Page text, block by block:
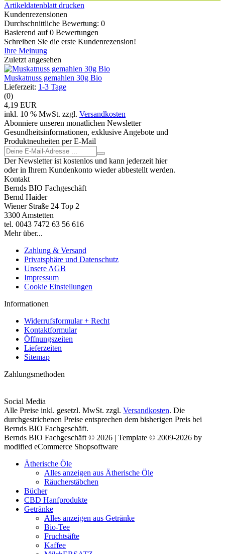
Artikeldatenblatt drucken
Kundenrezensionen
Durchschnittliche Bewertung: 0
Basierend auf 0 Bewertungen
Schreiben Sie die erste Kundenrezension!
Ihre Meinung
Zuletzt angesehen
Muskatnuss gemahlen 30g Bio
Lieferzeit: 1-3 Tage
(0)
4,19 EUR
inkl. 10 % MwSt. zzgl. Versandkosten
Abonniere unseren monatlichen Newsletter
Gesundheitsinformationen, exklusive Angebote und
Produktneuheiten per E-Mail
Der Newsletter ist kostenlos und kann jederzeit hier
oder in Ihrem Kundenkonto wieder abbestellt werden.
Kontakt
Bernds BIO Fachgeschäft
Bernd Haider
Wiener Straße 24 Top 2
3300 Amstetten
tel. 0043 7472 63 56 616
Mehr über...
Zahlung & Versand
Privatsphäre und Datenschutz
Unsere AGB
Impressum
Cookie Einstellungen
Informationen
Widerrufsformular + Recht
Kontaktformular
Öffnungszeiten
Lieferzeiten
Sitemap
Zahlungsmethoden
Social Media
Alle Preise inkl. gesetzl. MwSt. zzgl. Versandkosten. Die
durchgestrichenen Preise entsprechen dem bisherigen Preis bei
Bernds BIO Fachgeschäft.
Bernds BIO Fachgeschäft © 2026 | Template © 2009-2026 by
modified eCommerce Shopsoftware
Ätherische Öle
Alles anzeigen aus Ätherische Öle
Räucherstäbchen
Bücher
CBD Hanfprodukte
Getränke
Alles anzeigen aus Getränke
Bio-Tee
Fruchtsäfte
Kaffee